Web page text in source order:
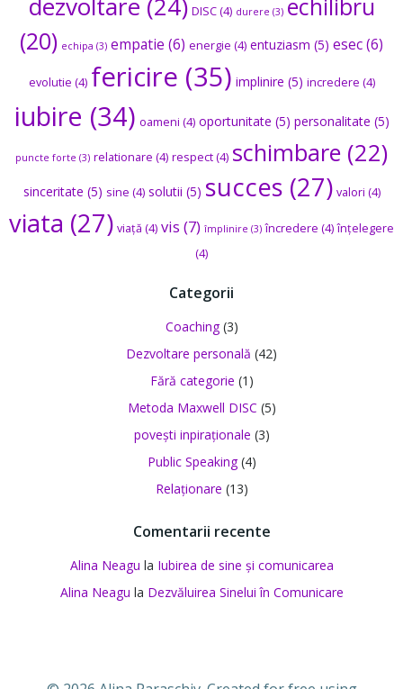
DISC(4) durere (3) echilibru
(20) echipa (3) empatie (6) energie (4) entuziasm (5) esec(6)
evolutie (4) fericire (35) implinire (5) incredere (4)
iubire (34) oameni (4) oportunitate (5) personalitate (5)
puncte forte (3) relationare (4) respect(4) schimbare (22)
sinceritate (5) sine (4) solutii (5) succes (27) valori (4)
viata (27) viață (4) vis (7) împlinire (3) încredere (4) înțelegere
(4)
Categorii
Coaching(3)
Dezvoltare personală (42)
Fără categorie (1)
Metoda Maxwell DISC (5)
povești inpiraționale (3)
Public Speaking(4)
Relaționare (13)
Comentarii recente
Alina Neagu la Iubirea de sine și comunicarea
Alina Neagu la Dezvăluirea Sinelui în Comunicare